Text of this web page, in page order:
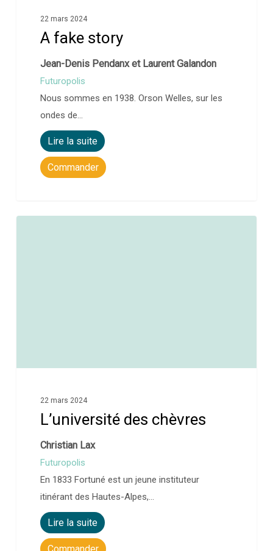
22 mars 2024
A fake story
Jean-Denis Pendanx et Laurent Galandon
Futuropolis
Nous sommes en 1938. Orson Welles, sur les
ondes de…
Lire la suite
Commander
22 mars 2024
L’université des chèvres
Christian Lax
Futuropolis
En 1833 Fortuné est un jeune instituteur
itinérant des Hautes-Alpes,…
Lire la suite